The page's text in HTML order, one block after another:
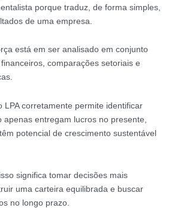
porque traduz, de forma simples,
de uma empresa.
está em ser analisado em conjunto
comparações setoriais e
LPA corretamente permite identificar
apenas entregam lucros no presente,
potencial de crescimento sustentável
significa tomar decisões mais
uma carteira equilibrada e buscar
no longo prazo.